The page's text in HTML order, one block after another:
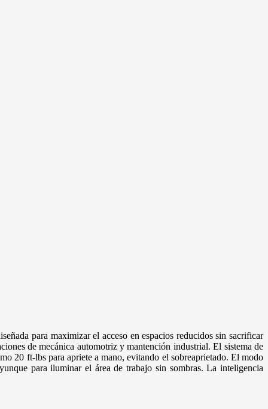
para maximizar el acceso en espacios reducidos sin sacrificar
de mecánica automotriz y mantención industrial. El sistema de
20 ft-lbs para apriete a mano, evitando el sobreaprietado. El modo
para iluminar el área de trabajo sin sombras. La inteligencia